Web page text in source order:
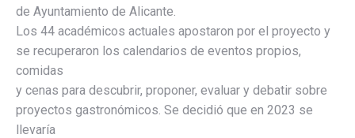
de Ayuntamiento de Alicante.
Los 44 académicos actuales apostaron por el proyecto y
se recuperaron los calendarios de eventos propios,
comidas
y cenas para descubrir, proponer, evaluar y debatir sobre
proyectos gastronómicos. Se decidió que en 2023 se
llevaría